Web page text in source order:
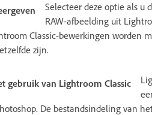
Selecteer deze optie als u
RAW-afbeelding uit
Classic-bewerkingen worden
zijn.
gebruik van Lightroom Classic
De bestandsindeling van